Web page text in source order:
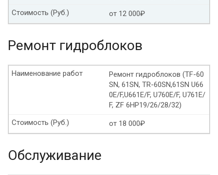
Форд эксплорер замена масла в АКПП
Замена масла АКПП Форд s max
Форд фокус 3 замена масла в АКПП
Форд фиеста замена масла в АКПП
Форд эскейп замена масла в АКПП
Опель зафира замена масла в АКПП
от 12 000₽
Стоимость (Руб.)
Ремонт гидроблоков
Ремонт гидроблоков (TF-60
SN, 61SN, TR-60SN,61SN U66
0E/F,U661E/F, U760E/F, U761E/
F, ZF 6HP19/26/28/32)
Наименование работ
от 18 000₽
Стоимость (Руб.)
Обслуживание